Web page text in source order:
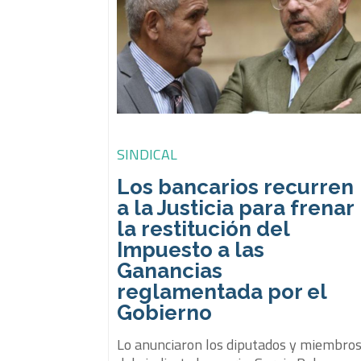
SINDICAL
Los bancarios recurren
a la Justicia para frenar
la restitución del
Impuesto a las
Ganancias
reglamentada por el
Gobierno
Lo anunciaron los diputados y